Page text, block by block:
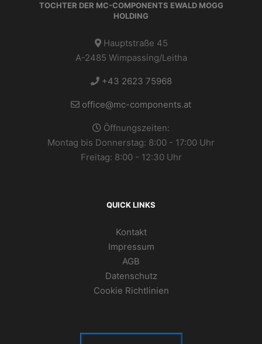
TOCHTER DER MC-COMPONENTS EWALD MOGG
HOLDING
Hauptstraße 45
A-2485 Wimpassing/Leitha
+43 2623 75968
office@mc-components.at
Öffnungszeiten:
Montag bis Donnerstag: 8:00 - 17:00 Uhr
Freitag: 8:00 - 12:30 Uhr
QUICK LINKS
Kontakt
Impressum
AGB
Datenschutz
Cookie Richtlinien